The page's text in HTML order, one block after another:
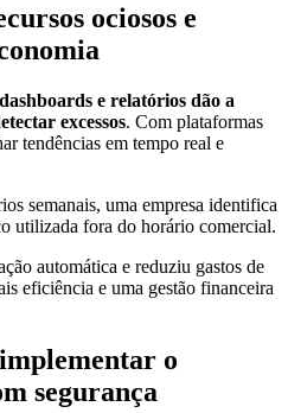
ociosos e
e relatórios dão a
excessos. Com plataformas
tendências em tempo real e
semanais, uma empresa identifica
utilizada fora do horário comercial.
automática e reduziu gastos de
eficiência e uma gestão financeira
o
segurança